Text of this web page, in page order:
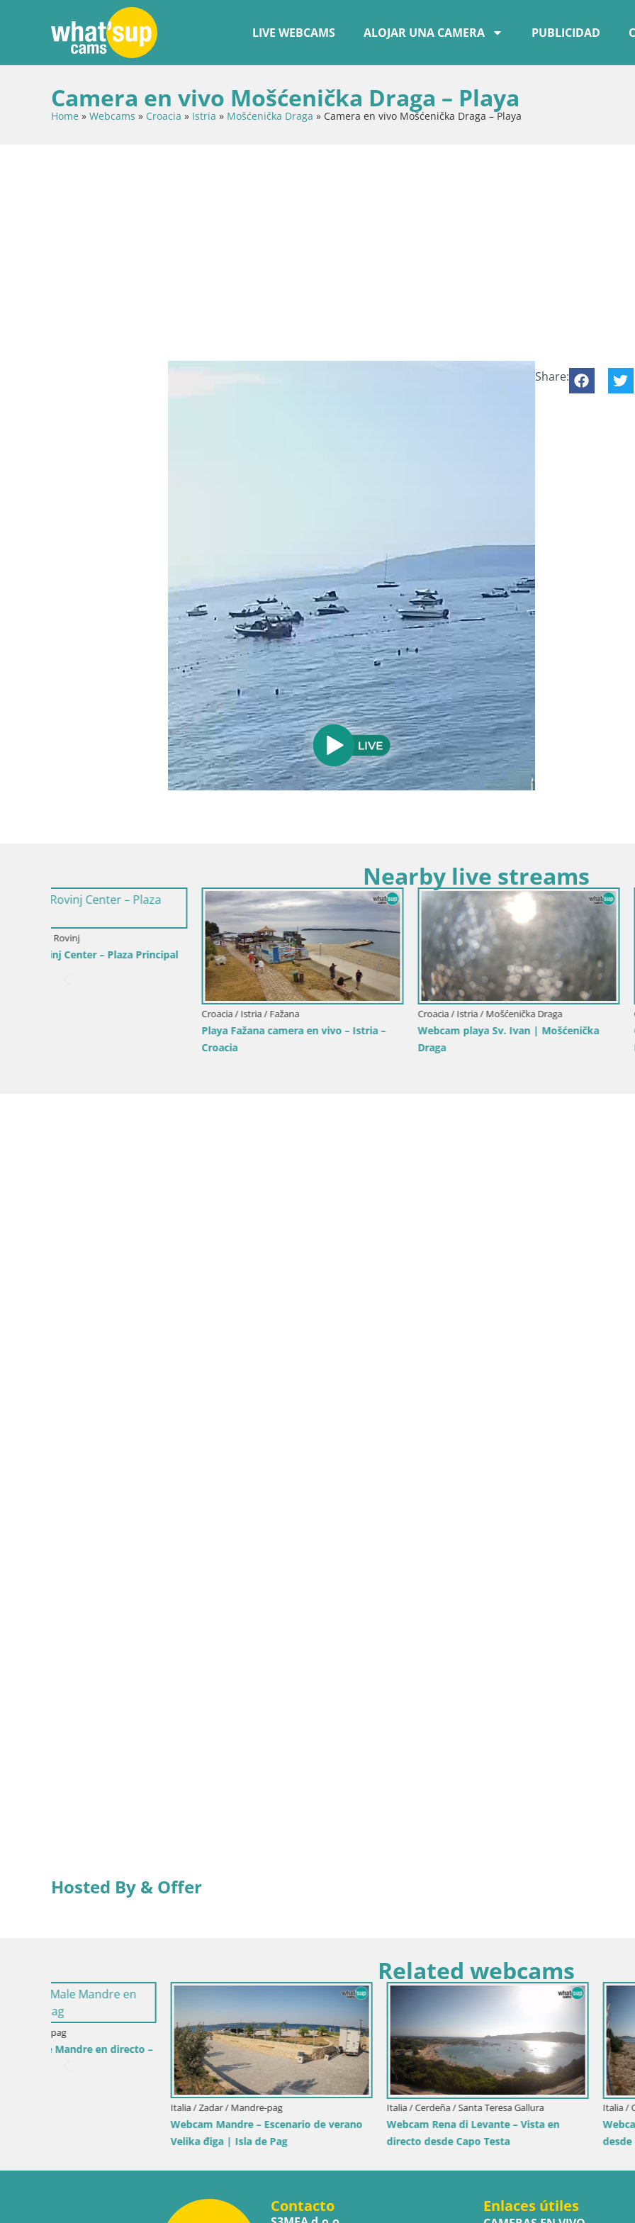
LIVE WEBCAMS ALOJAR UNA CAMERA PUBLICIDAD
Camera en vivo Mošćenička Draga – Playa
Home » Webcams » Croacia » Istria » Mošćenička Draga » Camera en vivo Mošćenička Draga – Playa
Share:
Nearby live streams
Webcam playa Sv. Ivan | Mošćenička
Croacia / Istria / Rovinj
Camera en vivo Borik playa Rovinj –
Croacia / Istria / Bale
Bale, webcam de la plaza La
Hosted By & Offer
Related webcams
Webcam Piscina Rei – Vista en directo
desde Costa Rei, Muravera
Italia / Sicilia / Trapani
Webcam Isole dello Stagnone – Duotone
Pro Center
Italia / Cerdeña / Golfo Aranci
Webcam Terza Spiaggia Golfo
Vista en directo de la playa
Contacto Enlaces útiles